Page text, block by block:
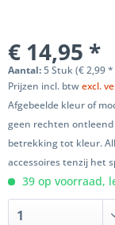
€ 14,95 *
Aantal:5 Stuk (€ 2,99
Prijzen incl. btwexcl.
Afgebeelde kleur of
geen rechten
betrekking tot kleur.
accessoires tenzij het
39 op voorraad,